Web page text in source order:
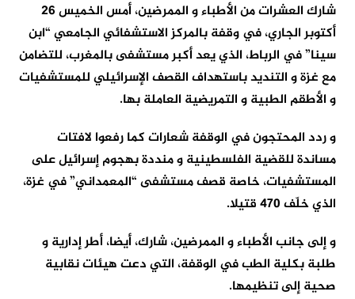
شارك العشرات من الأطباء و الممرضين، أمس الخميس 26
أكتوبر الجاري، في وقفة بالمركز الاستشفائي الجامعي “ابن
سينا” في الرباط، الذي يعد أكبر مستشفى بالمغرب، للتضامن
مع غزة و التنديد باستهداف القصف الإسرائيلي للمستشفيات
و الأطقم الطبية و التمريضية العاملة بها.
و ردد المحتجون في الوقفة شعارات كما رفعوا لافتات
مساندة للقضية الفلسطينية و منددة بهجوم إسرائيل على
المستشفيات، خاصة قصف مستشفى “المعمداني” في غزة،
الذي خلّف 470 قتيلا.
و إلى جانب الأطباء و الممرضين، شارك، أيضا، أطر إدارية و
طلبة بكلية الطب في الوقفة، التي دعت هيئات نقابية
صحية إلى تنظيمها.